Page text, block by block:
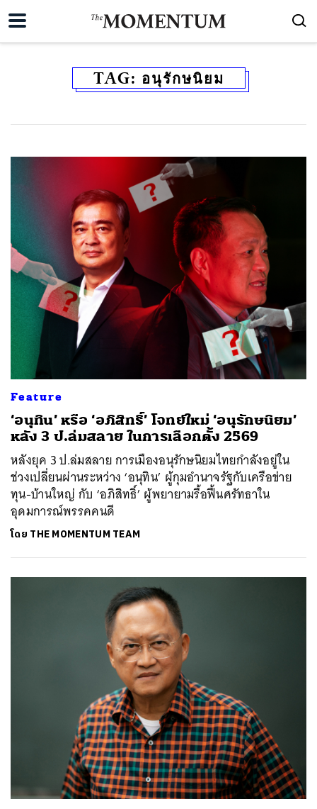
TAG: อนุรักษนิยม
Feature
‘อนุทิน’ หรือ ‘อภิสิทธิ์’ โจทย์ใหม่ ‘อนุรักษนิยม’
หลัง 3 ป.ล่มสลาย ในการเลือกตั้ง 2569
หลังยุค 3 ป.ล่มสลาย การเมืองอนุรักษนิยมไทยกำลังอยู่ใน
ช่วงเปลี่ยนผ่านระหว่าง ‘อนุทิน’ ผู้กุมอำนาจรัฐกับเครือข่าย
ทุน-บ้านใหญ่ กับ ‘อภิสิทธิ์’ ผู้พยายามรื้อฟื้นศรัทธาใน
อุดมการณ์พรรคคนดี
โดย THE MOMENTUM TEAM